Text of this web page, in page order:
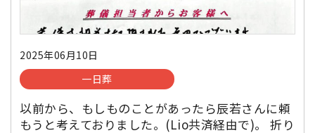
2025年06月10日
一日葬
以前から、もしものことがあったら辰若さんに頼
もうと考えておりました。(Lio共済経由で)。 折り